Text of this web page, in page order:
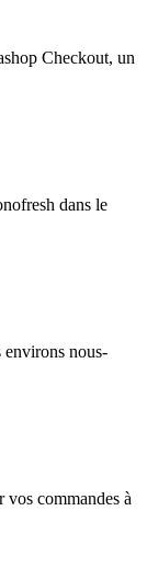
Checkout, un
dans le
environs nous-
vos commandes à